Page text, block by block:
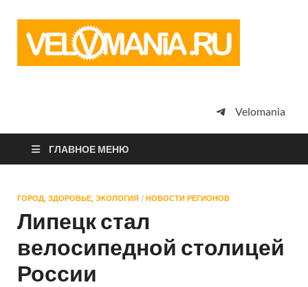
просто
Velomania
ГЛАВНОЕ МЕНЮ
ГОРОД, ЗДОРОВЬЕ, ЭКОЛОГИЯ / НОВОСТИ РЕГИОНОВ
Липецк стал
велосипедной столицей
России